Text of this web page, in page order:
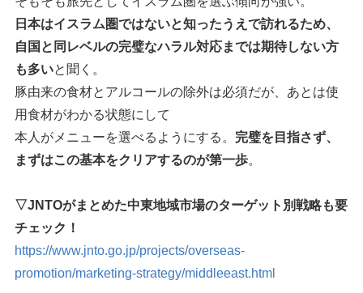
日本はイスラム圏ではないと知ったうえで訪れるため、
自国と同レベルの完璧なハラル対応までは期待しない方
も多いと聞く。
豚由来の食材とアルコールの除外は必須だが、あとは使
用食材がわかる状態にして
本人がメニューを選べるようにする。 完璧を目指さず、
まずはこの基本をクリアするのが第一歩。
▽JNTOがまとめた中東地域市場のターゲット別戦略も要
チェック！
https://www.jnto.go.jp/projects/overseas-
promotion/marketing-strategy/middleeast.html